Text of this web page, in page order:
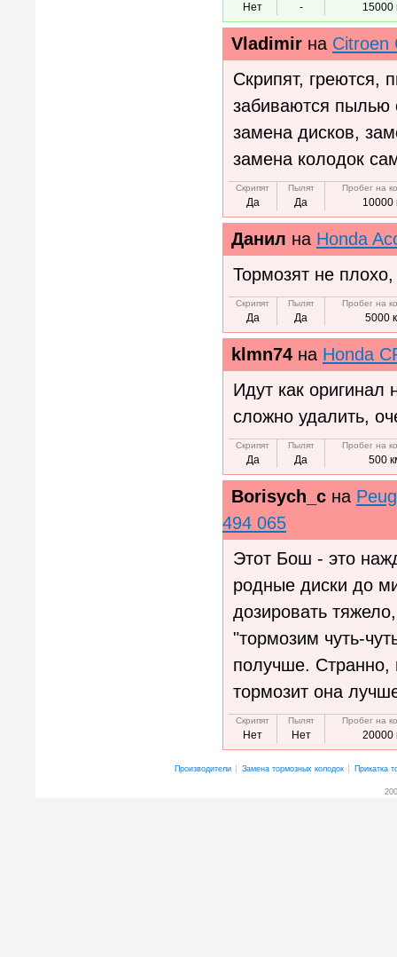
Нет - 15000
Vladimir на Citroen
Скрипят, греются,
забиваются пылью
замена дисков,
замена колодок
Скрипят
Да
Пылят
Да
Пробег на
10000
Данил на Honda
Тормозят не
Скрипят
Да
Пылят
Да
Пробег на
5000
klmn74 на Honda
Идут как оригинал
сложно удалить,
Скрипят
Да
Пылят
Да
Пробег на
500
Borisych_c на
494 065
Этот Бош - это
родные диски до
дозировать
"тормозим чуть-
получше. Странно,
тормозит она
Скрипят
Нет
Пылят
Нет
Пробег на
20000
Производители Замена тормозных колодок Прикатка